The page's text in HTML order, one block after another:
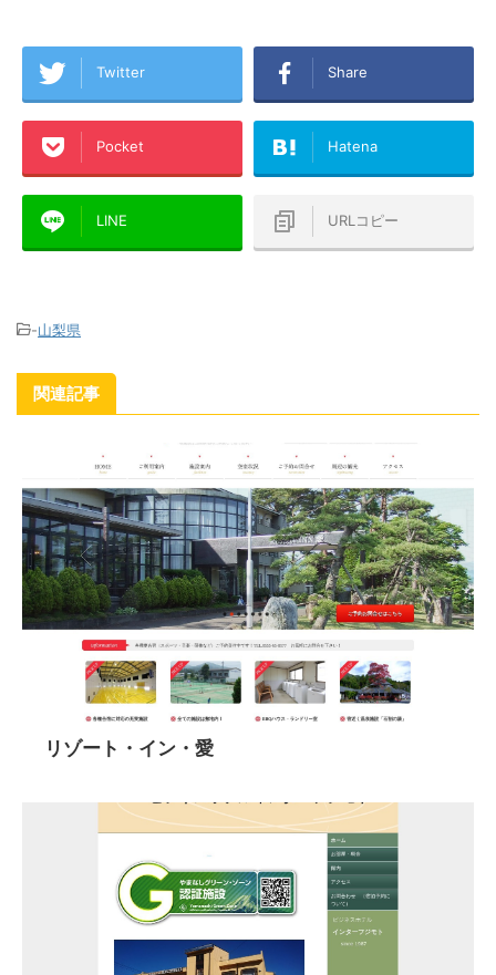
Twitter Share
Pocket Hatena
LINE URLコピー
-山梨県
関連記事
リゾート・イン・愛